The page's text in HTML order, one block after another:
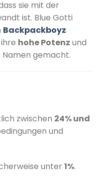
sie mit der
ist. Blue Gotti
Backpackboyz
hohe Potenz und
Namen gemacht.
zwischen 24% und
und
unter 1%.